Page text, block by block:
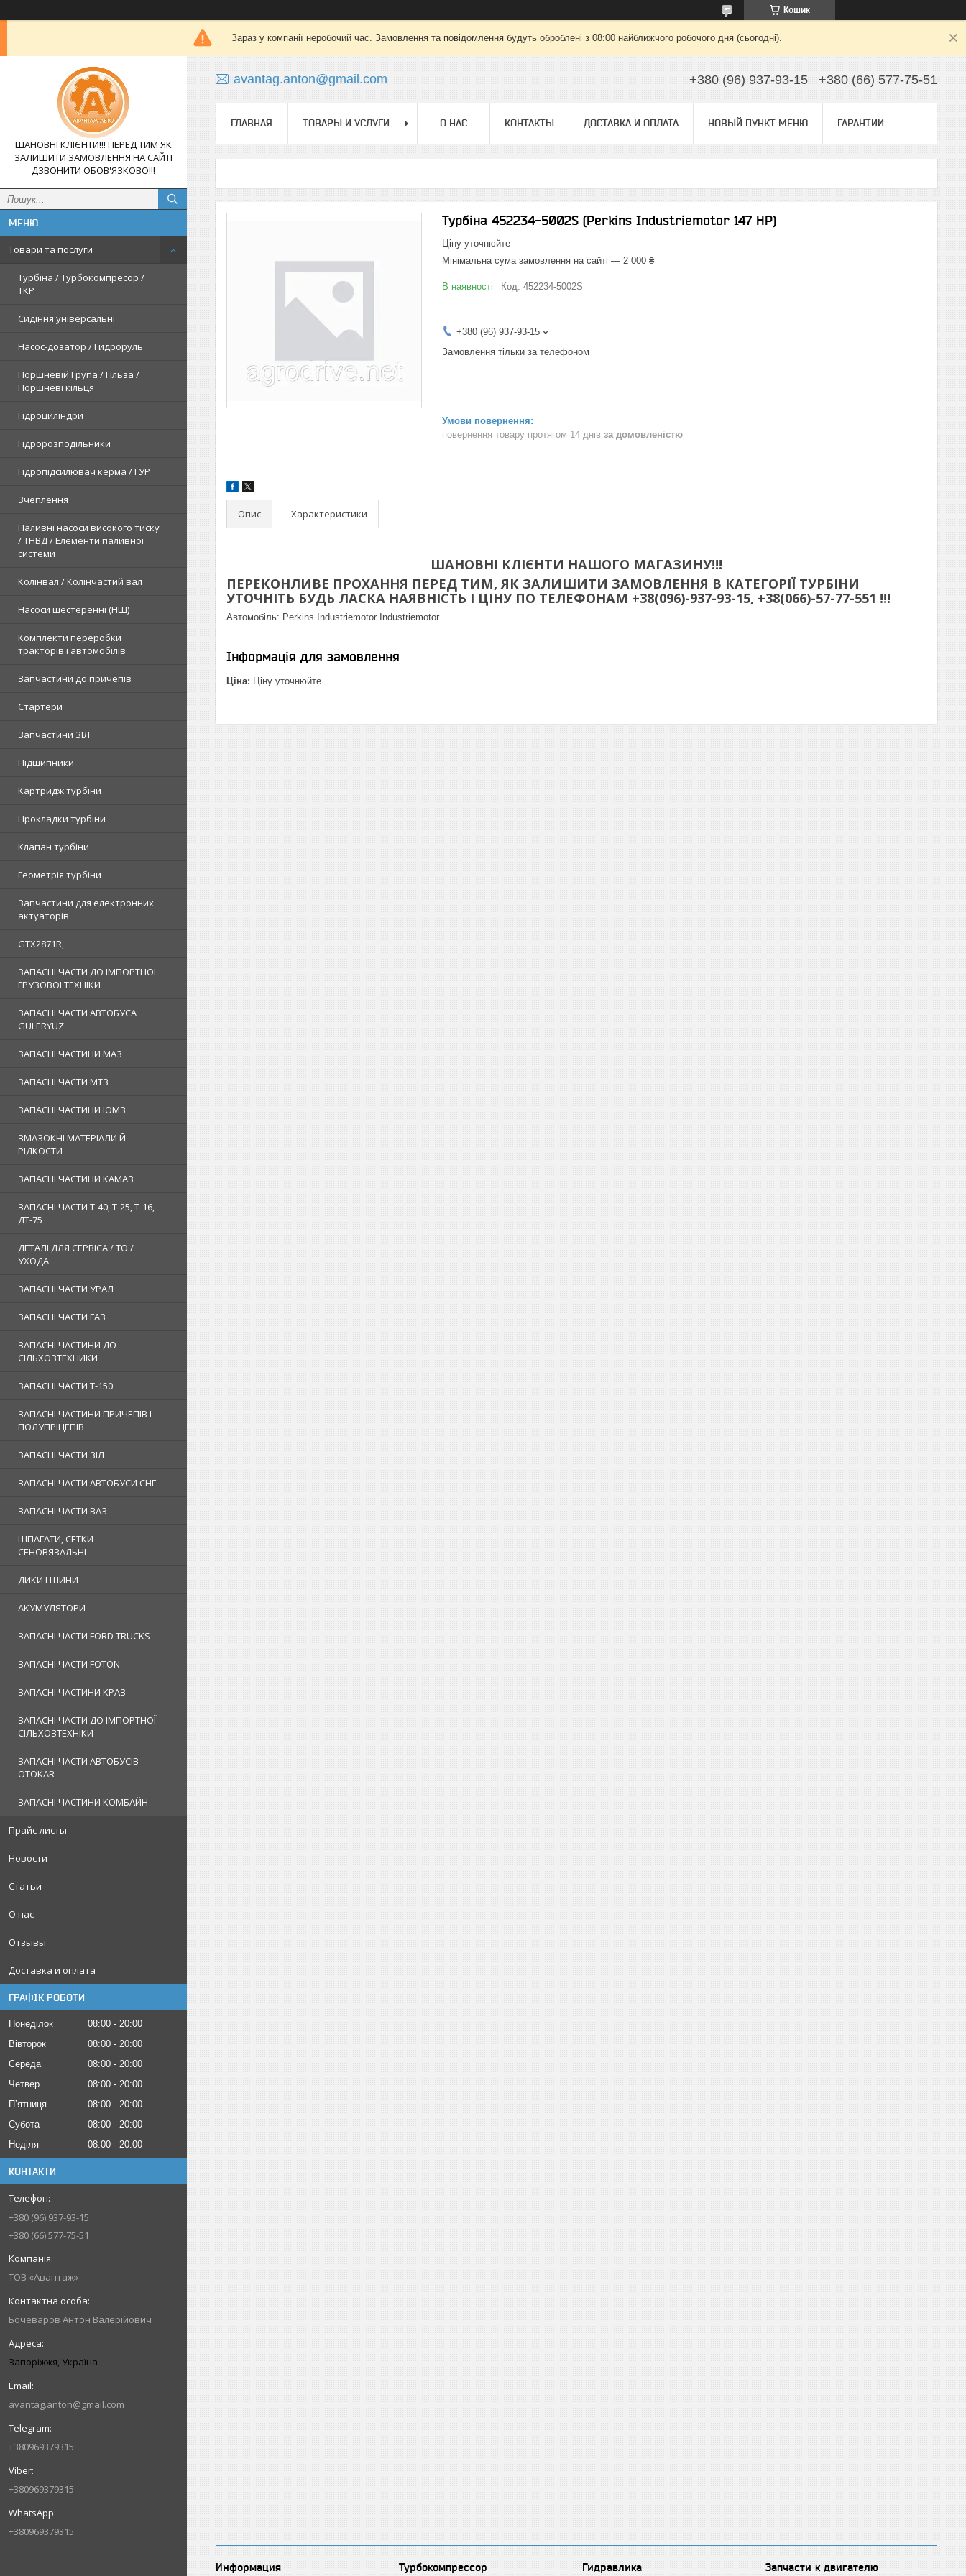
Кошик
Зараз у компанії неробочий час. Замовлення та повідомлення будуть оброблені з 08:00 найближчого робочого дня (сьогодні).
ШАНОВНІ КЛІЄНТИ!!! ПЕРЕД ТИМ ЯК
ЗАЛИШИТИ ЗАМОВЛЕННЯ НА САЙТІ
ДЗВОНИТИ ОБОВ'ЯЗКОВО!!!
Товари та послуги
Турбіна / Турбокомпресор /
ТКР
Сидіння універсальні
Насос-дозатор / Гидроруль
Поршневій Група / Гільза /
Поршневі кільця
Гідроциліндри
Гідророзподільники
Гідропідсилювач керма / ГУР
Зчеплення
Паливні насоси високого тиску
/ ТНВД / Елементи паливної
системи
Колінвал / Колінчастий вал
Насоси шестеренні (НШ)
Комплекти переробки
тракторів і автомобілів
Запчастини до причепів
Стартери
Запчастини ЗІЛ
Підшипники
Картридж турбіни
Прокладки турбіни
Клапан турбіни
Геометрія турбіни
Запчастини для електронних
актуаторів
GTX2871R,
ЗАПАСНІ ЧАСТИ ДО ІМПОРТНОЇ
ГРУЗОВОЇ ТЕХНІКИ
ЗАПАСНІ ЧАСТИ АВТОБУСА
GULERYUZ
ЗАПАСНІ ЧАСТИНИ МАЗ
ЗАПАСНІ ЧАСТИ МТЗ
ЗАПАСНІ ЧАСТИНИ ЮМЗ
ЗМАЗОКНІ МАТЕРІАЛИ Й
РІДКОСТИ
ЗАПАСНІ ЧАСТИНИ КАМАЗ
ЗАПАСНІ ЧАСТИ Т-40, Т-25, Т-16,
ДТ-75
ДЕТАЛІ ДЛЯ СЕРВІСА / ТО /
УХОДА
ЗАПАСНІ ЧАСТИ УРАЛ
ЗАПАСНІ ЧАСТИ ГАЗ
ЗАПАСНІ ЧАСТИНИ ДО
СІЛЬХОЗТЕХНИКИ
ЗАПАСНІ ЧАСТИ Т-150
ЗАПАСНІ ЧАСТИНИ ПРИЧЕПІВ І
ПОЛУПРІЦЕПІВ
ЗАПАСНІ ЧАСТИ ЗІЛ
ЗАПАСНІ ЧАСТИ АВТОБУСИ СНГ
ЗАПАСНІ ЧАСТИ ВАЗ
ШПАГАТИ, СЕТКИ
СЕНОВЯЗАЛЬНІ
ДИКИ І ШИНИ
АКУМУЛЯТОРИ
ЗАПАСНІ ЧАСТИ FORD TRUCKS
ЗАПАСНІ ЧАСТИ FOTON
ЗАПАСНІ ЧАСТИНИ КРАЗ
ЗАПАСНІ ЧАСТИ ДО ІМПОРТНОЇ
СІЛЬХОЗТЕХНІКИ
ЗАПАСНІ ЧАСТИ АВТОБУСІВ
OTOKAR
ЗАПАСНІ ЧАСТИНИ КОМБАЙН
Прайс-листы
Новости
Статьи
О нас
Отзывы
Доставка и оплата
ГРАФІК РОБОТИ
Понеділок 08:00
20:00
Вівторок
08:00
20:00
Середа
08:00
20:00
Четвер
08:00
20:00
Пʼятниця
08:00
20:00
Субота
08:00
20:00
Неділя
08:00 20:00
КОНТАКТИ
+380 (96) 937-93-15
+380 (66) 577-75-51
ТОВ «Авантаж»
Бочеваров Антон Валерійович
Запоріжжя, Україна
avantag.anton@gmail.com
+380969379315
+380969379315
+380969379315
avantag.anton@gmail.com +380 (96) 937-93-15 +380 (66) 577-75-51
ГЛАВНАЯ ТОВАРЫ И УСЛУГИ О НАС КОНТАКТЫ ДОСТАВКА И ОПЛАТА НОВЫЙ ПУНКТ МЕНЮ ГАРАНТИИ
Турбіна 452234-5002S (Perkins Industriemotor 147 HP)
Ціну уточнюйте
Мінімальна сума замовлення на сайті — 2 000 ₴
В наявності Код: 452234-5002S
+380 (96) 937-93-15
Замовлення тільки за телефоном
повернення товару протягом 14 днів за домовленістю
Опис Характеристики
ШАНОВНІ КЛІЄНТИ НАШОГО МАГАЗИНУ!!!
ПЕРЕКОНЛИВЕ ПРОХАННЯ ПЕРЕД ТИМ, ЯК ЗАЛИШИТИ ЗАМОВЛЕННЯ В КАТЕГОРІЇ ТУРБІНИ
УТОЧНІТЬ БУДЬ ЛАСКА НАЯВНІСТЬ І ЦІНУ ПО ТЕЛЕФОНАМ +38(096)-937-93-15, +38(066)-57-77-551 !!!
Автомобіль: Perkins Industriemotor Industriemotor
Інформація для замовлення
Ціна: Ціну уточнюйте
Информация Турбокомпрессор Гидравлика Запчасти к двигателю